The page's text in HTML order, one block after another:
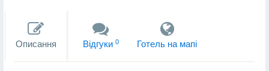
Описання Вiдгуки 0 Готель на мапi